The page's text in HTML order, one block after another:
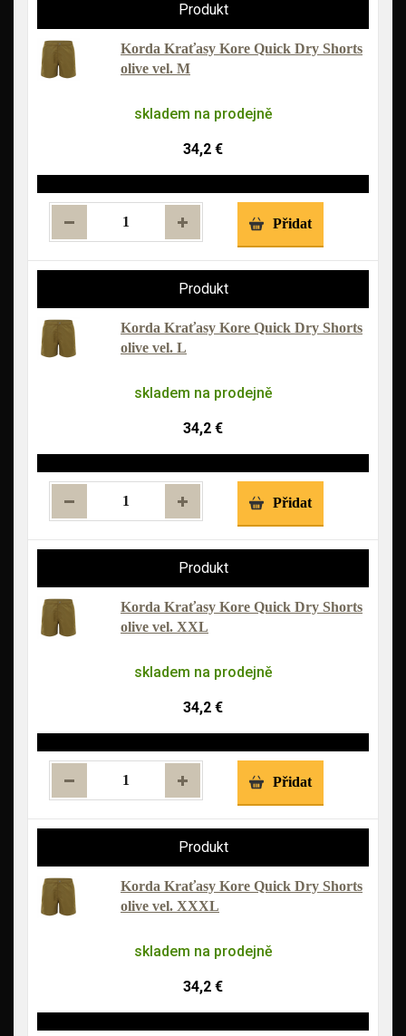
Korda Kraťasy Kore Quick Dry Shorts
olive vel. M
skladem na prodejně
34,2 €
Přidat
Korda Kraťasy Kore Quick Dry Shorts
olive vel. L
skladem na prodejně
34,2 €
Přidat
Korda Kraťasy Kore Quick Dry Shorts
olive vel. XXL
skladem na prodejně
34,2 €
Přidat
Korda Kraťasy Kore Quick Dry Shorts
olive vel. XXXL
skladem na prodejně
34,2 €